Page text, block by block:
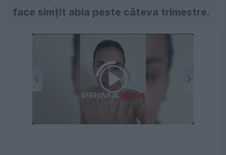
face simțit abia peste câteva trimestre.